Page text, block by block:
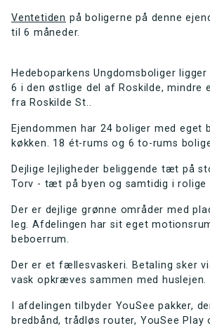
Ventetiden på boligerne på denne
til 6 måneder.
Hedeboparkens Ungdomsboliger
6 i den østlige del af Roskilde, mindre
fra Roskilde St..
Ejendommen har 24 boliger med eget
køkken. 18 ét-rums og 6 to-rums
Dejlige lejligheder beliggende tæt på
Torv - tæt på byen og samtidig i rolige
Der er dejlige grønne områder med
leg. Afdelingen har sit eget
beboerrum.
Der er et fællesvaskeri. Betaling sker
vask opkræves sammen med huslejen.
I afdelingen tilbyder YouSee pakker,
bredbånd, trådløs router, YouSee Play